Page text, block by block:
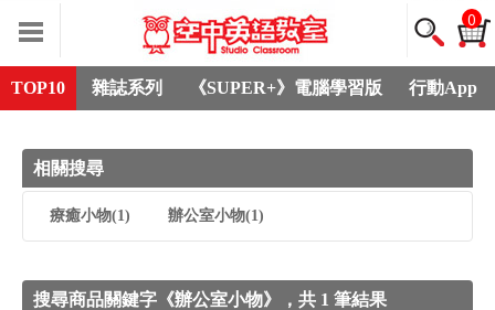
0
TOP10 雜誌系列 《SUPER+》電腦學習版 行動App
相關搜尋
療癒小物(1) 辦公室小物(1)
搜尋商品關鍵字《辦公室小物》，共 1 筆結果